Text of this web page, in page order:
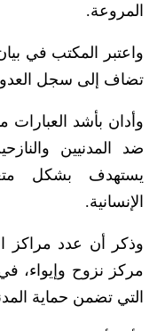
المروعة.
واعتبر المكتب في
تضاف إلى سجل العدو
وأدان بأشد العبارات
ضد المدنيين
يستهدف بشكل
الإنسانية.
مركز نزوح وإيواء،
التي تضمن حماية